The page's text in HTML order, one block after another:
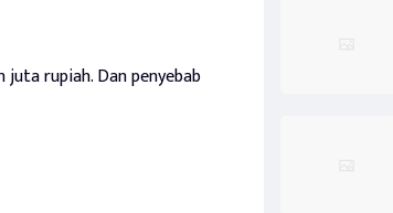
rupiah. Dan penyebab